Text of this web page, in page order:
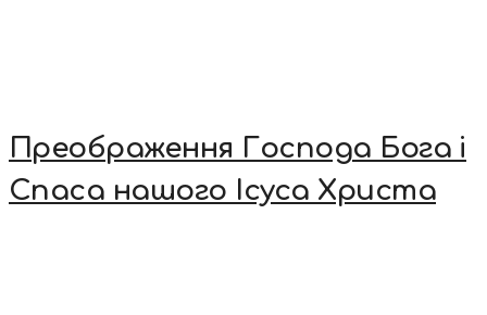
Преображення Господа Бога і
Спаса нашого Ісуса Христа